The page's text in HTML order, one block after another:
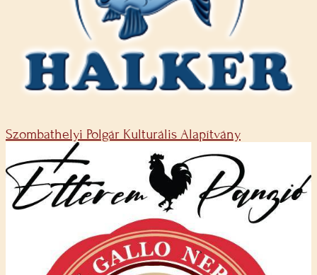
Szombathelyi Polgár Kulturális Alapítvány